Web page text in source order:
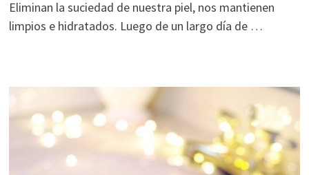
Eliminan la suciedad de nuestra piel, nos mantienen
limpios e hidratados. Luego de un largo día de …